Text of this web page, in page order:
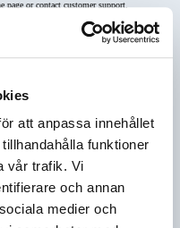
att anpassa innehållet
funktioner
vår trafik. Vi
och annan
medier och
page or contact customer support.